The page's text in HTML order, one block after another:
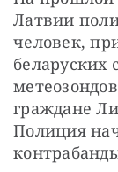
Латвии
человек,
беларуских
граждане
Полиция